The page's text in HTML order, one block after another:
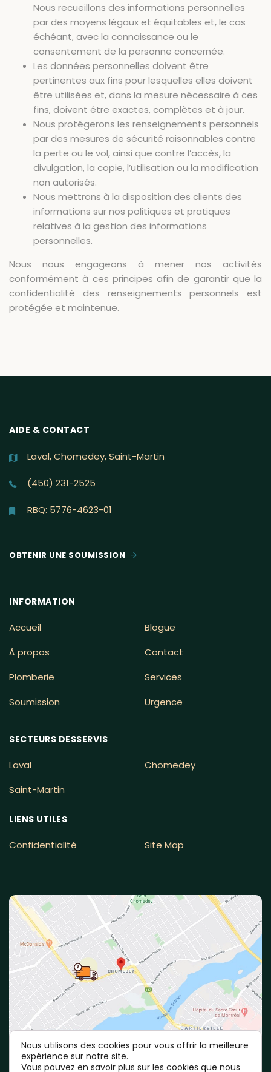
Nous recueillons des informations personnelles
par des moyens légaux et équitables et, le cas
échéant, avec la connaissance ou le
consentement de la personne concernée.
Les données personnelles doivent être
pertinentes aux fins pour lesquelles elles doivent
être utilisées et, dans la mesure nécessaire à ces
fins, doivent être exactes, complètes et à jour.
Nous protégerons les renseignements personnels
par des mesures de sécurité raisonnables contre
la perte ou le vol, ainsi que contre l’accès, la
divulgation, la copie, l’utilisation ou la modification
non autorisés.
Nous mettrons à la disposition des clients des
informations sur nos politiques et pratiques
relatives à la gestion des informations
personnelles.
Nous nous engageons à mener nos activités
conformément à ces principes afin de garantir que la
confidentialité des renseignements personnels est
protégée et maintenue.
AIDE & CONTACT
Laval, Chomedey, Saint-Martin
(450) 231-2525
RBQ: 5776-4623-01
OBTENIR UNE SOUMISSION
INFORMATION
Accueil
Blogue
À propos
Contact
Plomberie
Services
Soumission
Urgence
SECTEURS DESSERVIS
Laval
Chomedey
Saint-Martin
LIENS UTILES
Confidentialité Site Map
Nous utilisons des cookies pour vous offrir la meilleure
expérience sur notre site.
Vous pouvez en savoir plus sur les cookies que nous